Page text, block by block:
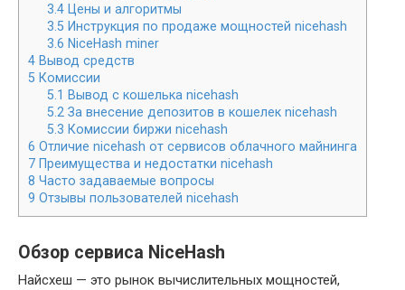
3.4 Цены и алгоритмы
3.5 Инструкция по продаже мощностей nicehash
3.6 NiceHash miner
4 Вывод средств
5 Комиссии
5.1 Вывод с кошелька nicehash
5.2 За внесение депозитов в кошелек nicehash
5.3 Комиссии биржи nicehash
6 Отличие nicehash от сервисов облачного майнинга
7 Преимущества и недостатки nicehash
8 Часто задаваемые вопросы
9 Отзывы пользователей nicehash
Обзор сервиса NiceHash
Найсхеш — это рынок вычислительных мощностей,